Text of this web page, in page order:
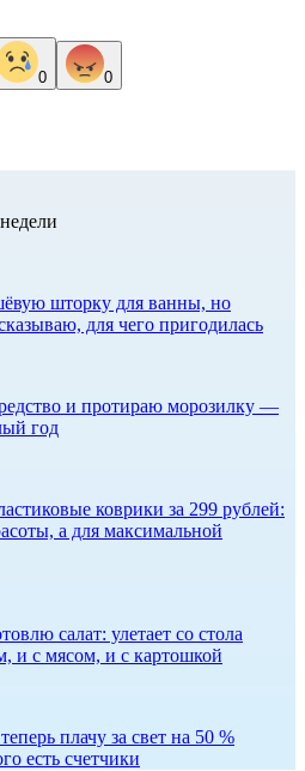
0 0
шторку для ванны, но
для чего пригодилась
и протираю морозилку —
год
коврики за 299 рублей:
а для максимальной
салат: улетает со стола
и с мясом, и с картошкой
плачу за свет на 50 %
есть счетчики